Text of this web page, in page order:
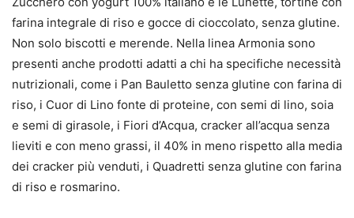
farina integrale di riso e gocce di cioccolato, senza glutine.
Non solo biscotti e merende. Nella linea Armonia sono
presenti anche prodotti adatti a chi ha specifiche necessità
nutrizionali, come i Pan Bauletto senza glutine con farina di
riso, i Cuor di Lino fonte di proteine, con semi di lino, soia
e semi di girasole, i Fiori d’Acqua, cracker all’acqua senza
lieviti e con meno grassi, il 40% in meno rispetto alla media
dei cracker più venduti, i Quadretti senza glutine con farina
di riso e rosmarino.